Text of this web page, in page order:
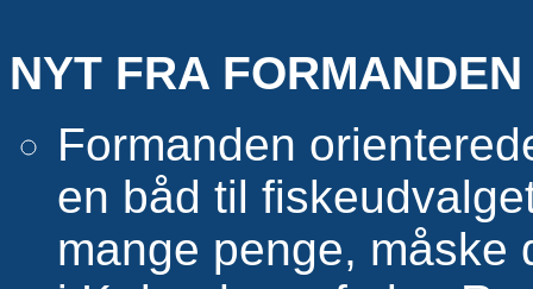
NYT FRA
Formanden
en båd til
mange penge, måske